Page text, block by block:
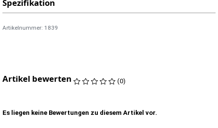
Spezifikation
Artikelnummer: 1839
Artikel bewerten (0)
Es liegen keine Bewertungen zu diesem Artikel vor.